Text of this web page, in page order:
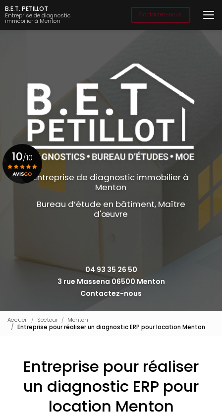
Aller
au
contenu
principal
B.E.T. PETILLOT
Entreprise de diagnostic
immobilier à Menton
Contactez-nous
Entreprise de diagnostic immobilier à
Menton
Bureau d’étude en bâtiment, Maître
d'œuvre
04 93 35 26 50
3 rue Massena 06500 Menton
Contactez-nous
10/10
Voir le certificat
Accueil Secteur
Menton
Entreprise pour réaliser un diagnostic ERP pour location Menton
Entreprise pour réaliser
un diagnostic ERP pour
location Menton